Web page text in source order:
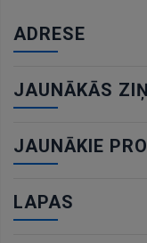
ADRESE
JAUNĀKĀS
JAUNĀKIE
LAPAS